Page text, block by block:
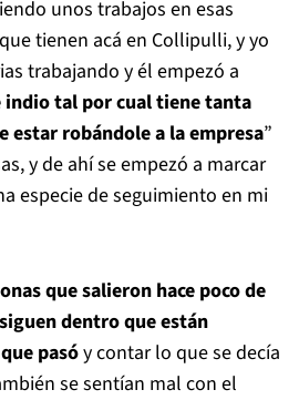
unos trabajos en esas
tienen acá en Collipulli, y yo
trabajando y él empezó a
indio tal por cual tiene tanta
estar robándole a la empresa”
y de ahí se empezó a marcar
especie de seguimiento en mi
que salieron hace poco de
dentro que están
pasóy contar lo que se decía
se sentían mal con el